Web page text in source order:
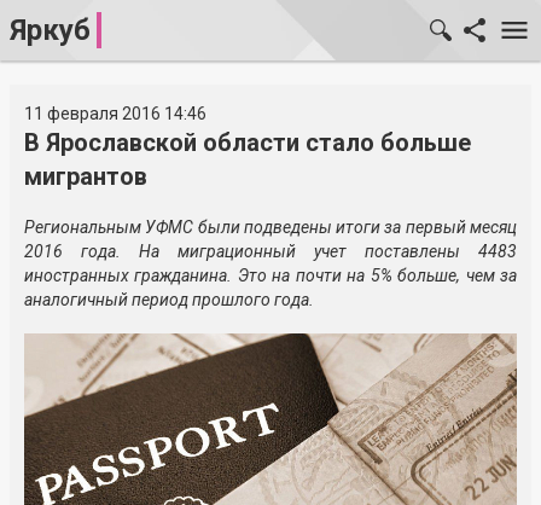
Яркуб
11 февраля 2016 14:46
В Ярославской области стало больше
мигрантов
Региональным УФМС были подведены итоги за первый месяц
2016 года. На миграционный учет поставлены 4483
иностранных гражданина. Это на почти на 5% больше, чем за
аналогичный период прошлого года.